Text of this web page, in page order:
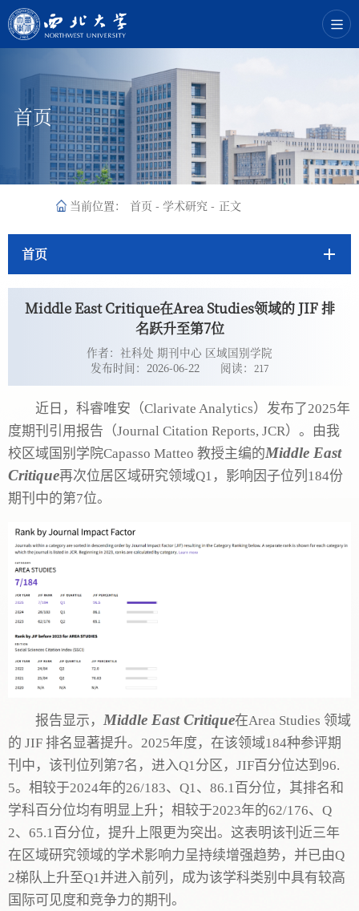
首页
当前位置： 首页 - 学术研究 - 正文
首页
Middle East Critique在Area Studies领域的 JIF 排
名跃升至第7位
作者：社科处 期刊中心 区域国别学院
发布时间：2026-06-22
阅读： 217
近日，科睿唯安（Clarivate Analytics）发布了2025年
度期刊引用报告（Journal Citation Reports, JCR）。由我
校区域国别学院Capasso Matteo 教授主编的Middle East
Critique再次位居区域研究领域Q1，影响因子位列184份
期刊中的第7位。
报告显示， Middle East Critique在Area Studies 领域
的 JIF 排名显著提升。2025年度，在该领域184种参评期
刊中，该刊位列第7名，进入Q1分区，JIF百分位达到96.
5。相较于2024年的26/183、Q1、86.1百分位，其排名和
学科百分位均有明显上升；相较于2023年的62/176、Q
2、65.1百分位，提升上限更为突出。这表明该刊近三年
在区域研究领域的学术影响力呈持续增强趋势，并已由Q
2梯队上升至Q1并进入前列，成为该学科类别中具有较高
国际可见度和竞争力的期刊。